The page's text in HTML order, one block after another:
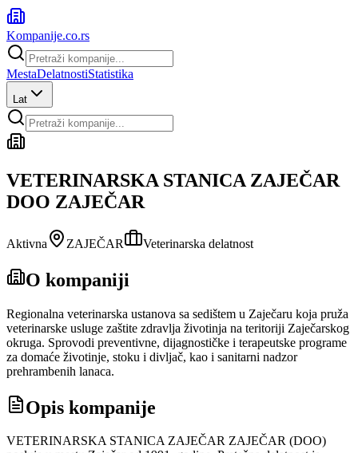
Kompanije.co.rs
MestaDelatnostiStatistika
Lat
VETERINARSKA STANICA ZAJEČAR
DOO ZAJEČAR
Aktivna ZAJEČAR Veterinarska delatnost
O kompaniji
Regionalna veterinarska ustanova sa sedištem u Zaječaru koja pruža
veterinarske usluge zaštite zdravlja životinja na teritoriji Zaječarskog
okruga. Sprovodi preventivne, dijagnostičke i terapeutske programe
za domaće životinje, stoku i divljač, kao i sanitarni nadzor
prehrambenih lanaca.
Opis kompanije
VETERINARSKA STANICA ZAJEČAR ZAJEČAR (DOO)